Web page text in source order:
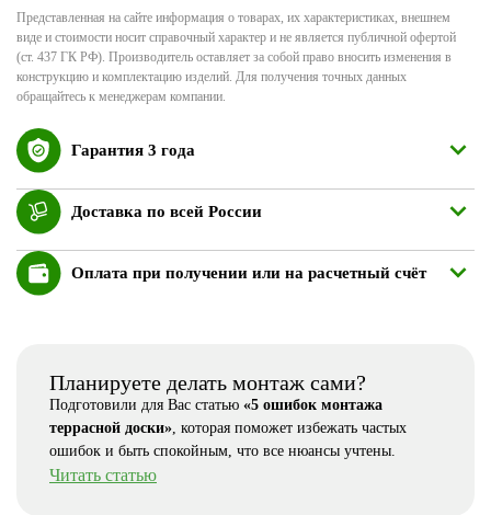
Представленная на сайте информация о товарах, их характеристиках, внешнем
виде и стоимости носит справочный характер и не является публичной офертой
(ст. 437 ГК РФ). Производитель оставляет за собой право вносить изменения в
конструкцию и комплектацию изделий. Для получения точных данных
обращайтесь к менеджерам компании.
Гарантия 3 года
Доставка по всей России
Оплата при получении или на расчетный счёт
Планируете делать монтаж сами?
Подготовили для Вас статью «5 ошибок монтажа
террасной доски», которая поможет избежать частых
ошибок и быть спокойным, что все нюансы учтены.
Читать статью